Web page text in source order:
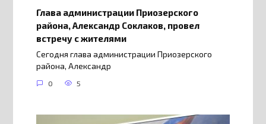
Глава администрации Приозерского
района, Александр Соклаков, провел
встречу с жителями
Сегодня глава администрации Приозерского
района, Александр
0 5